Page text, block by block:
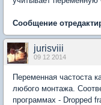
Сообщение
jurisviii
09 12 2014
Переменная частоста
любого монтажа.
программах - Dropped